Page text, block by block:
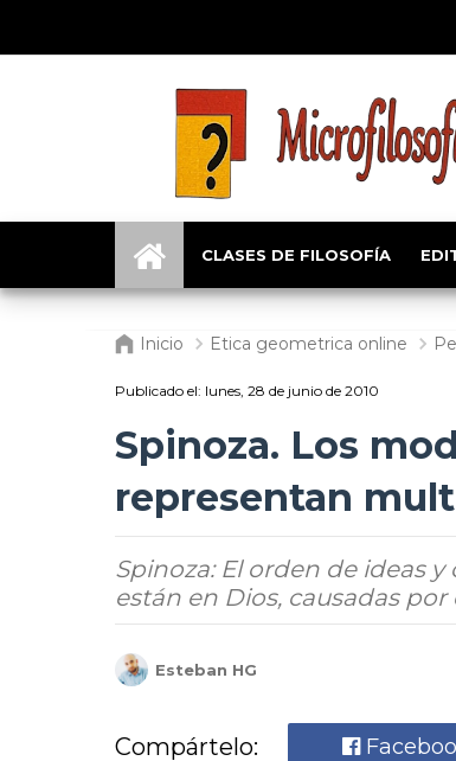
CLASES DE FILOSOFÍA
Inicio Etica geometrica online
Publicado el: lunes, 28 de junio de 2010
Spinoza. Los
representan
Spinoza: El orden de ideas y
están en Dios, causadas
Esteban HG
Compártelo: